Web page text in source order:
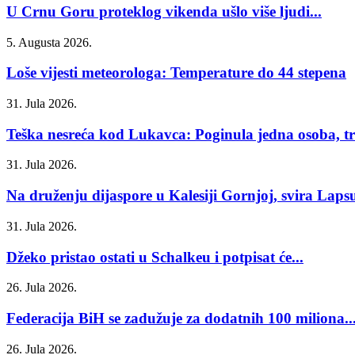
U Crnu Goru proteklog vikenda ušlo više ljudi...
5. Augusta 2026.
Loše vijesti meteorologa: Temperature do 44 stepena
31. Jula 2026.
Teška nesreća kod Lukavca: Poginula jedna osoba,
31. Jula 2026.
Na druženju dijaspore u Kalesiji Gornjoj, svira
31. Jula 2026.
Džeko pristao ostati u Schalkeu i potpisat će...
26. Jula 2026.
Federacija BiH se zadužuje za dodatnih 100 miliona...
26. Jula 2026.